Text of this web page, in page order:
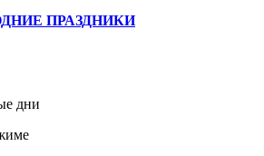
ПРАЗДНИКИ
дни